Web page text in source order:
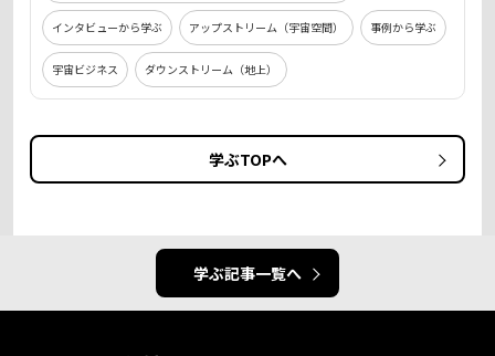
インタビューから学ぶ アップストリーム（宇宙空間） 事例から学ぶ
宇宙ビジネス ダウンストリーム（地上）
学ぶTOPへ
学ぶ記事一覧へ